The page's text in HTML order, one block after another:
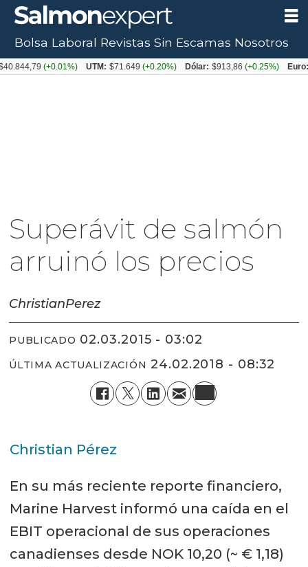
Superávit de salmón
arruinó los precios
ChristianPerez
PUBLICADO 02.03.2015 - 03:02
ÚLTIMA ACTUALIZACIÓN 24.02.2018 - 08:32
Christian Pérez
En su más reciente reporte financiero,
Marine Harvest informó una caída en el
EBIT operacional de sus operaciones
canadienses desde NOK 10,20 (~ € 1,18)
Bolsa Laboral Revistas Sin Escamas Nosotros
(+0.01%) UTM: $71.649(+0.20%) Dólar: $913,86(+0.25%) Euro: